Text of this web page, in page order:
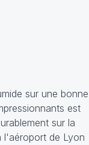
sur une bonne
est
sur la
l'aéroport de Lyon